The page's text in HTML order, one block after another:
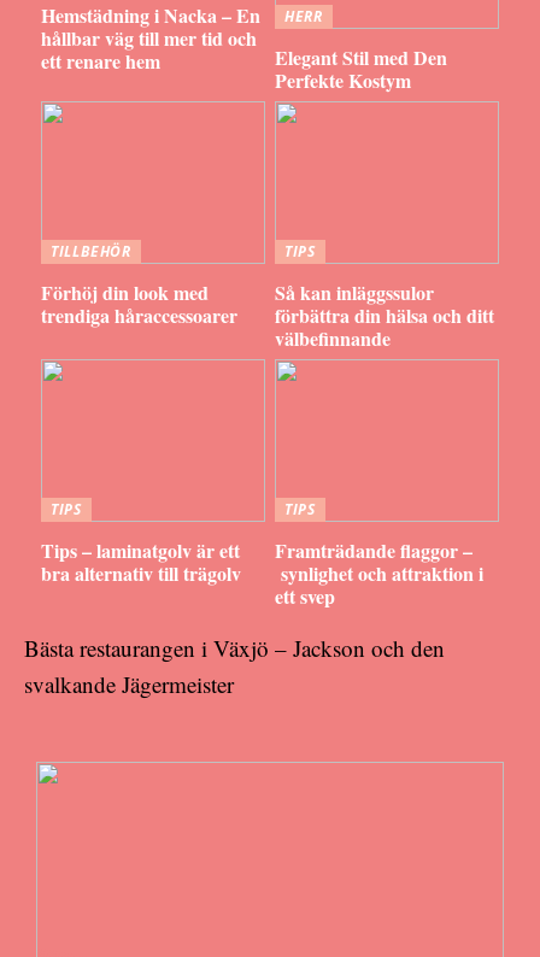
Hemstädning i Nacka – En
hållbar väg till mer tid och
ett renare hem
HERR
Elegant Stil med Den
Perfekte Kostym
TILLBEHÖR
Förhöj din look med
trendiga håraccessoarer
TIPS
Så kan inläggssulor
förbättra din hälsa och ditt
välbefinnande
TIPS
Tips – laminatgolv är ett
bra alternativ till trägolv
TIPS
Framträdande flaggor –
synlighet och attraktion i
ett svep
Bästa restaurangen i Växjö – Jackson och den
svalkande Jägermeister